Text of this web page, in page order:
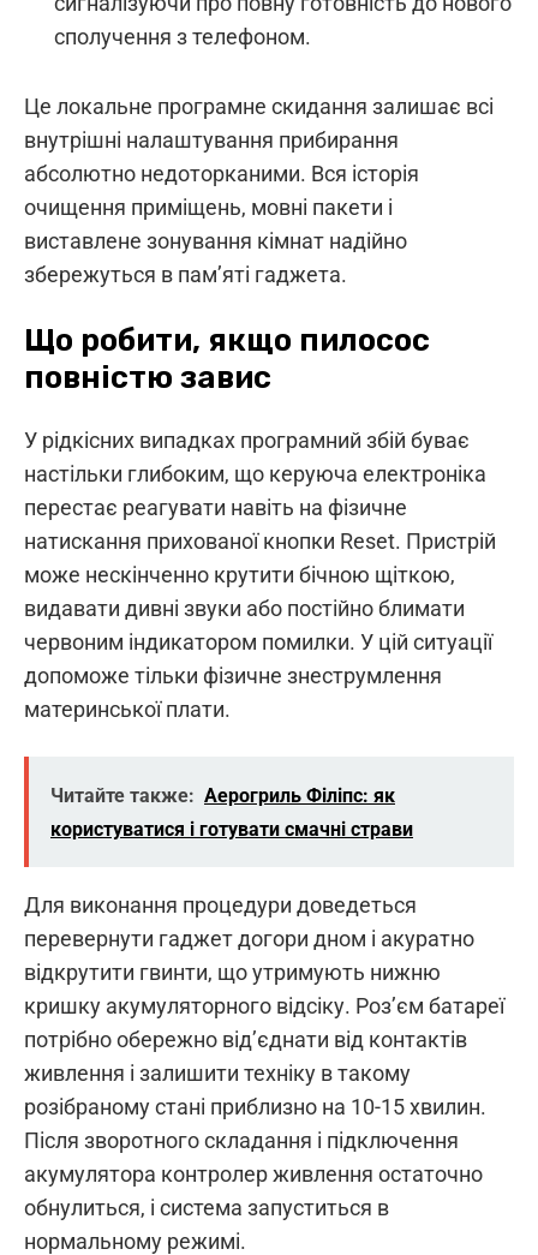
сполучення з телефоном.
Це локальне програмне скидання залишає всі
внутрішні налаштування прибирання
абсолютно недоторканими. Вся історія
очищення приміщень, мовні пакети і
виставлене зонування кімнат надійно
збережуться в пам’яті гаджета.
Що робити, якщо пилосос
повністю завис
У рідкісних випадках програмний збій буває
настільки глибоким, що керуюча електроніка
перестає реагувати навіть на фізичне
натискання прихованої кнопки Reset. Пристрій
може нескінченно крутити бічною щіткою,
видавати дивні звуки або постійно блимати
червоним індикатором помилки. У цій ситуації
допоможе тільки фізичне знеструмлення
материнської плати.
Читайте также: Аерогриль Філіпс: як
користуватися і готувати смачні страви
Для виконання процедури доведеться
перевернути гаджет догори дном і акуратно
відкрутити гвинти, що утримують нижню
кришку акумуляторного відсіку. Роз’єм батареї
потрібно обережно від’єднати від контактів
живлення і залишити техніку в такому
розібраному стані приблизно на 10-15 хвилин.
Після зворотного складання і підключення
акумулятора контролер живлення остаточно
обнулиться, і система запуститься в
нормальному режимі.